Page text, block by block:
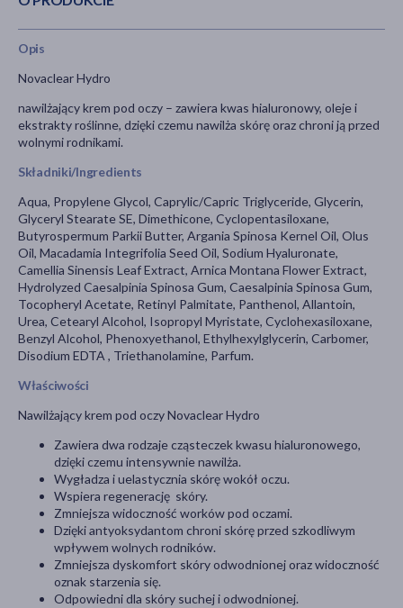
Opis
Novaclear Hydro
nawilżający krem pod oczy – zawiera kwas hialuronowy, oleje i
ekstrakty roślinne, dzięki czemu nawilża skórę oraz chroni ją przed
wolnymi rodnikami.
Składniki/Ingredients
Aqua, Propylene Glycol, Caprylic/Capric Triglyceride, Glycerin,
Glyceryl Stearate SE, Dimethicone, Cyclopentasiloxane,
Butyrospermum Parkii Butter, Argania Spinosa Kernel Oil, Olus
Oil, Macadamia Integrifolia Seed Oil, Sodium Hyaluronate,
Camellia Sinensis Leaf Extract, Arnica Montana Flower Extract,
Hydrolyzed Caesalpinia Spinosa Gum, Caesalpinia Spinosa Gum,
Tocopheryl Acetate, Retinyl Palmitate, Panthenol, Allantoin,
Urea, Cetearyl Alcohol, Isopropyl Myristate, Cyclohexasiloxane,
Benzyl Alcohol, Phenoxyethanol, Ethylhexylglycerin, Carbomer,
Disodium EDTA , Triethanolamine, Parfum.
Właściwości
Nawilżający krem pod oczy Novaclear Hydro
Zawiera dwa rodzaje cząsteczek kwasu hialuronowego,
dzięki czemu intensywnie nawilża.
Wygładza i uelastycznia skórę wokół oczu.
Wspiera regenerację skóry.
Zmniejsza widoczność worków pod oczami.
Dzięki antyoksydantom chroni skórę przed szkodliwym
wpływem wolnych rodników.
Zmniejsza dyskomfort skóry odwodnionej oraz widoczność
oznak starzenia się.
Odpowiedni dla skóry suchej i odwodnionej.